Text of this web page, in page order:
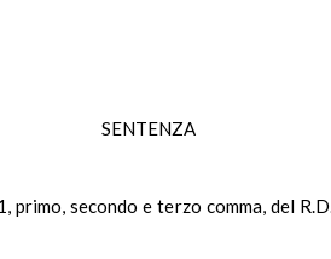
SENTENZA
secondo e terzo comma, del